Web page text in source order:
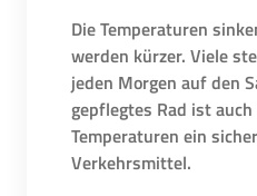
Die Temperaturen
werden kürzer. Viele
jeden Morgen auf den
gepflegtes Rad ist
Temperaturen ein
Verkehrsmittel.